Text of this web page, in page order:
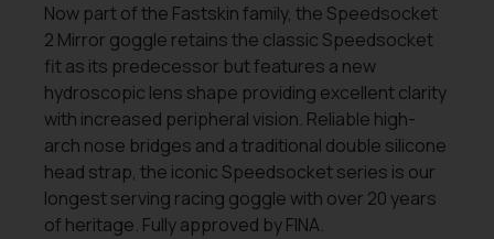
Now part of the Fastskin family, the Speedsocket
2 Mirror goggle retains the classic Speedsocket
fit as its predecessor but features a new
hydroscopic lens shape providing excellent clarity
with increased peripheral vision. Reliable high-
arch nose bridges and a traditional double silicone
head strap, the iconic Speedsocket series is our
longest serving racing goggle with over 20 years
of heritage. Fully approved by FINA.